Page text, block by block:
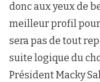
donc aux yeux de
meilleur profil pour
sera pas de tout
suite logique du
Président Macky